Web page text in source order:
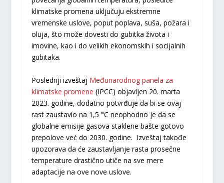
klimatske promena uključuju ekstremne
vremenske uslove, poput poplava, suša, požara i
oluja, što može dovesti do gubitka života i
imovine, kao i do velikih ekonomskih i socijalnih
gubitaka.
Poslednji izveštaj Međunarodnog panela za
klimatske promene (IPCC) objavljen 20. marta
2023. godine, dodatno potvrđuje da bi se ovaj
rast zaustavio na 1,5 °C neophodno je da se
globalne emisije gasova staklene bašte gotovo
prepolove već do 2030. godine. Izveštaj takođe
upozorava da će zaustavljanje rasta prosečne
temperature drastično utiče na sve mere
adaptacije na ove nove uslove.